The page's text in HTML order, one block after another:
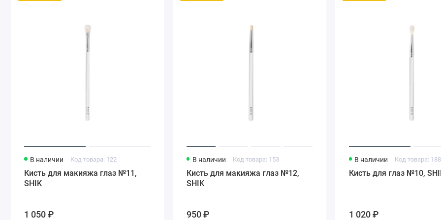
В наличии Код товара: 122
Кисть для макияжа глаз №11,
SHIK
1 050 ₽
В наличии Код товара: 153
Кисть для макияжа глаз №12,
SHIK
950 ₽
В наличии Код товара: 188
Кисть для глаз №10,
1 020 ₽